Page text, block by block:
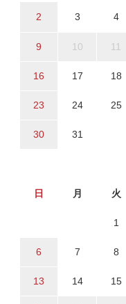
2 3 4
9 10 11
16 17 18
23 24 25
30 31
日 月 火
1
6 7 8
13 14 15